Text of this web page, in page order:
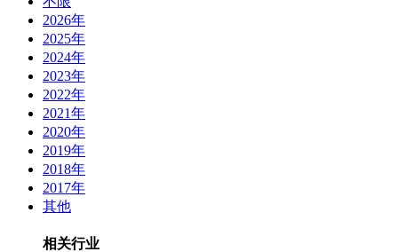
2026年
2025年
2024年
2023年
2022年
2021年
2020年
2019年
2018年
2017年
其他
相关行业